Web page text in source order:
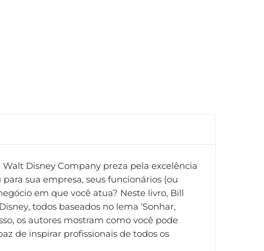
Disney Company preza pela excelência
sua empresa, seus funcionários (ou
em que você atua? Neste livro, Bill
todos baseados no lema ‘Sonhar,
os autores mostram como você pode
de inspirar profissionais de todos os